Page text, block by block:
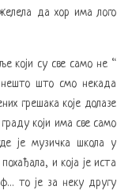
да хор има лого
који су све само не “
што смо некада
грешака које долазе
који има све само
је музичка школа у
и која је иста
то је за неку другу